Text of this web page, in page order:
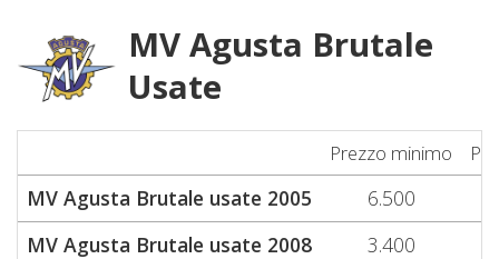
MV Agusta Brutale
Usate
Prezzo minimo
MV Agusta Brutale usate 2005
6.500
MV Agusta Brutale usate 2008
3.400